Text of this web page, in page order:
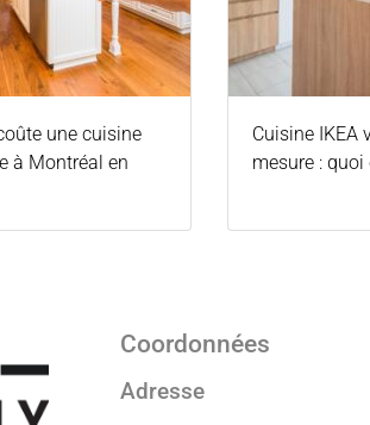
une cuisine
à Montréal en
Cuisine IKEA
mesure : quoi
Coordonnées
Adresse